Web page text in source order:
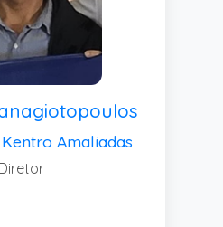
Amaliadas
Diretor